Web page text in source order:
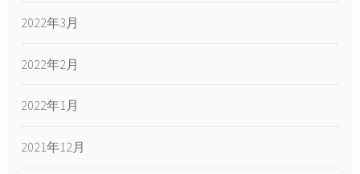
2022年3月
2022年2月
2022年1月
2021年12月